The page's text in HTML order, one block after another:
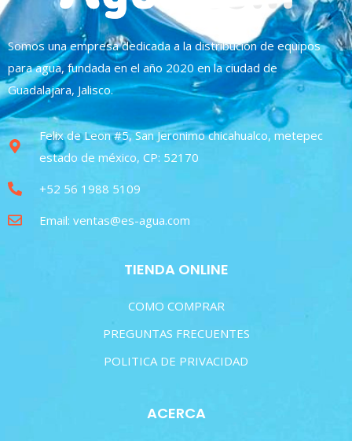
Somos una empresa dedicada a la distribución de equipos
para agua, fundada en el año 2020 en la ciudad de
Guadalajara, Jalisco.
Felix de Leon #5, San Jeronimo chicahualco, metepec
estado de méxico, CP: 52170
+52 56 1988 5109
Email: ventas@es-agua.com
TIENDA ONLINE
COMO COMPRAR
PREGUNTAS FRECUENTES
POLITICA DE PRIVACIDAD
ACERCA